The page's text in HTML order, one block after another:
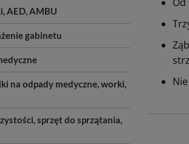
AED, AMBU
gabinetu
na odpady medyczne, worki,
sprzęt do sprzątania,